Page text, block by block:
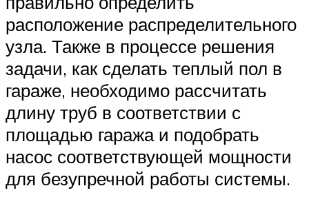
расположение распределительного
узла. Также в процессе решения
задачи, как сделать теплый пол в
гараже, необходимо рассчитать
длину труб в соответствии с
площадью гаража и подобрать
насос соответствующей мощности
для безупречной работы системы.